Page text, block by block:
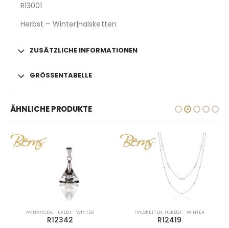
R13001
Herbst – Winter|Halsketten
ZUSÄTZLICHE INFORMATIONEN
GRÖSSENTABELLE
ÄHNLICHE PRODUKTE
ANHÄNGER, HERBST - WINTER
R12342
HALSKETTEN, HERBST - WINTER
R12419